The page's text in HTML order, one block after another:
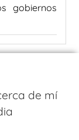
gobiernos
de mí